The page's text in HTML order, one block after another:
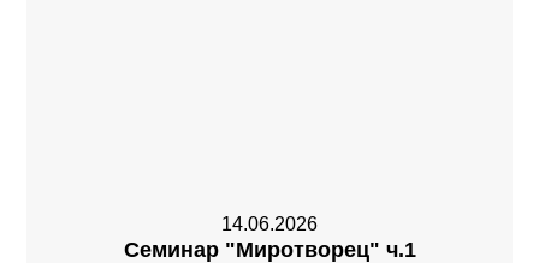
14.06.2026
Семинар "Миротворец" ч.1